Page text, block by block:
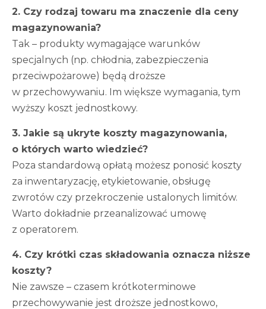
2. Czy rodzaj towaru ma znaczenie dla ceny
magazynowania?
Tak – produkty wymagające warunków
specjalnych (np. chłodnia, zabezpieczenia
przeciwpożarowe) będą droższe
w przechowywaniu. Im większe wymagania, tym
wyższy koszt jednostkowy.
3. Jakie są ukryte koszty magazynowania,
o których warto wiedzieć?
Poza standardową opłatą możesz ponosić koszty
za inwentaryzację, etykietowanie, obsługę
zwrotów czy przekroczenie ustalonych limitów.
Warto dokładnie przeanalizować umowę
z operatorem.
4. Czy krótki czas składowania oznacza niższe
koszty?
Nie zawsze – czasem krótkoterminowe
przechowywanie jest droższe jednostkowo,